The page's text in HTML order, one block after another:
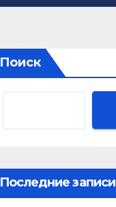
Поиск
Последние записи